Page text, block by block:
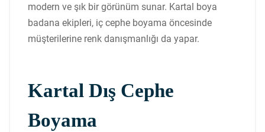
modern ve şık bir görünüm sunar. Kartal boya
badana ekipleri, iç cephe boyama öncesinde
müşterilerine renk danışmanlığı da yapar.
Kartal Dış Cephe
Boyama